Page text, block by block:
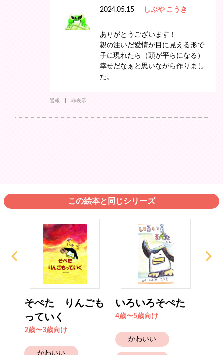
2024.05.15 しぶや こうき
ありがとうございます！
親の注いだ愛情が目に見える形で
子に現れたら（頭が平らになる）
幸せだなぁと思いながら作りまし
た。
通報 非表示
この絵本と同じシリーズ
そぺた りんごも
っていく
2歳〜3歳向け
かわいい
いろいろそぺた
4歳〜5歳向け
かわいい